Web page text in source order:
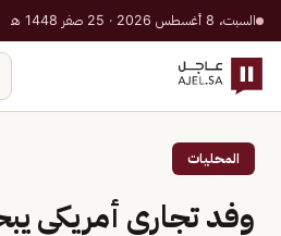
السبت، 8 أغسطس 2026 · 25 صفر 1448 هـ
المحليات
وفد تجاري أمريكي